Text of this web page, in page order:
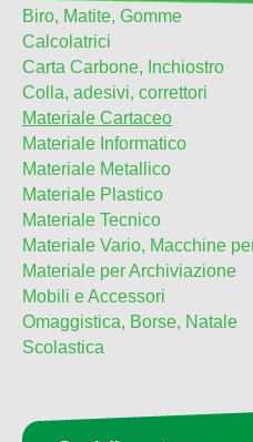
Biro, Matite, Gomme
Calcolatrici
Carta Carbone, Inchiostro
Colla, adesivi, correttori
Materiale Cartaceo
Materiale Informatico
Materiale Metallico
Materiale Plastico
Materiale Tecnico
Materiale Vario, Macchine
Materiale per Archiviazione
Mobili e Accessori
Omaggistica, Borse, Natale
Scolastica